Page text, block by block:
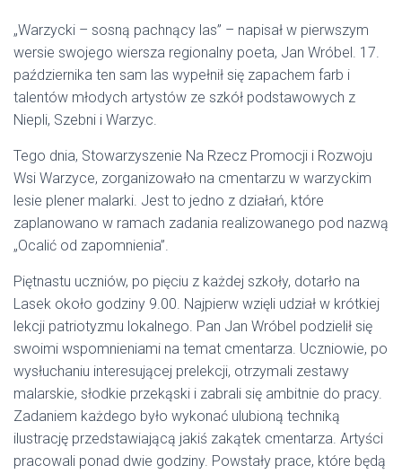
Ę
„Warzycki – sosną pachnący las” – napisał w pierwszym
wersie swojego wiersza regionalny poeta, Jan Wróbel. 17.
października ten sam las wypełnił się zapachem farb i
talentów młodych artystów ze szkół podstawowych z
Niepli, Szebni i Warzyc.
Tego dnia, Stowarzyszenie Na Rzecz Promocji i Rozwoju
Wsi Warzyce, zorganizowało na cmentarzu w warzyckim
lesie plener malarki. Jest to jedno z działań, które
zaplanowano w ramach zadania realizowanego pod nazwą
„Ocalić od zapomnienia”.
Piętnastu uczniów, po pięciu z każdej szkoły, dotarło na
Lasek około godziny 9.00. Najpierw wzięli udział w krótkiej
lekcji patriotyzmu lokalnego. Pan Jan Wróbel podzielił się
swoimi wspomnieniami na temat cmentarza. Uczniowie, po
wysłuchaniu interesującej prelekcji, otrzymali zestawy
malarskie, słodkie przekąski i zabrali się ambitnie do pracy.
Zadaniem każdego było wykonać ulubioną techniką
ilustrację przedstawiającą jakiś zakątek cmentarza. Artyści
pracowali ponad dwie godziny. Powstały prace, które będą